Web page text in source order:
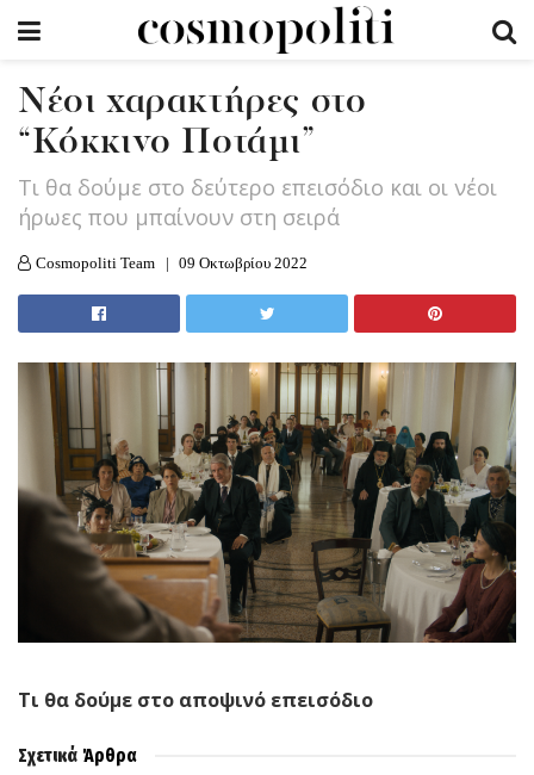
Νέοι χαρακτήρες στο
“Κόκκινο Ποτάμι”
Τι θα δούμε στο δεύτερο επεισόδιο και οι νέοι
ήρωες που μπαίνουν στη σειρά
Cosmopoliti Team 09 Οκτωβρίου 2022
Tι θα δούμε στο αποψινό επεισόδιο
Σχετικά Άρθρα